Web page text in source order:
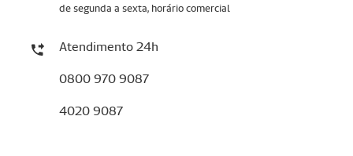
de segunda a sexta, horário comercial
Atendimento 24h
0800 970 9087
4020 9087